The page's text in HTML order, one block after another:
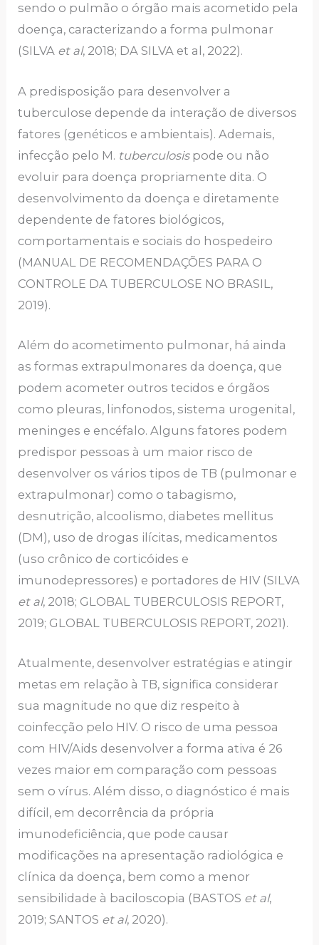
sendo o pulmão o órgão mais acometido pela
doença, caracterizando a forma pulmonar
(SILVA et al, 2018; DA SILVA et al, 2022).
A predisposição para desenvolver a
tuberculose depende da interação de diversos
fatores (genéticos e ambientais). Ademais,
infecção pelo M. tuberculosis pode ou não
evoluir para doença propriamente dita. O
desenvolvimento da doença e diretamente
dependente de fatores biológicos,
comportamentais e sociais do hospedeiro
(MANUAL DE RECOMENDAÇÕES PARA O
CONTROLE DA TUBERCULOSE NO BRASIL,
2019).
Além do acometimento pulmonar, há ainda
as formas extrapulmonares da doença, que
podem acometer outros tecidos e órgãos
como pleuras, linfonodos, sistema urogenital,
meninges e encéfalo. Alguns fatores podem
predispor pessoas à um maior risco de
desenvolver os vários tipos de TB (pulmonar e
extrapulmonar) como o tabagismo,
desnutrição, alcoolismo, diabetes mellitus
(DM), uso de drogas ilícitas, medicamentos
(uso crônico de corticóides e
imunodepressores) e portadores de HIV (SILVA
et al, 2018; GLOBAL TUBERCULOSIS REPORT,
2019; GLOBAL TUBERCULOSIS REPORT, 2021).
Atualmente, desenvolver estratégias e atingir
metas em relação à TB, significa considerar
sua magnitude no que diz respeito à
coinfecção pelo HIV. O risco de uma pessoa
com HIV/Aids desenvolver a forma ativa é 26
vezes maior em comparação com pessoas
sem o vírus. Além disso, o diagnóstico é mais
difícil, em decorrência da própria
imunodeficiência, que pode causar
modificações na apresentação radiológica e
clínica da doença, bem como a menor
sensibilidade à baciloscopia (BASTOS et al,
2019; SANTOS et al, 2020).